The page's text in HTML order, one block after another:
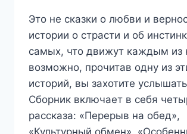
Это не сказки о любви и
истории о страсти и об
самых, что движут каждым из
возможно, прочитав одну из
историй, вы захотите
Сборник включает в себя
рассказа: «Перерыв на обед»,